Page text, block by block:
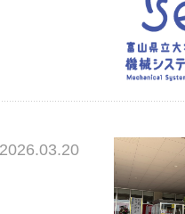
2026.03.20